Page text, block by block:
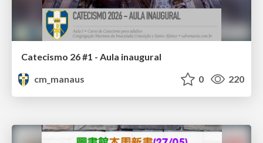
Catecismo 26 #1 - Aula inaugural
cm_manaus
0 220